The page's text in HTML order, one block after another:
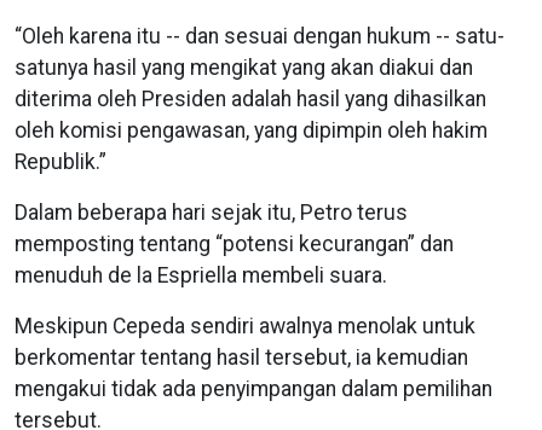
“Oleh karena itu -- dan sesuai dengan hukum -- satu-
satunya hasil yang mengikat yang akan diakui dan
diterima oleh Presiden adalah hasil yang dihasilkan
oleh komisi pengawasan, yang dipimpin oleh hakim
Republik.”
Dalam beberapa hari sejak itu, Petro terus
memposting tentang “potensi kecurangan” dan
menuduh de la Espriella membeli suara.
Meskipun Cepeda sendiri awalnya menolak untuk
berkomentar tentang hasil tersebut, ia kemudian
mengakui tidak ada penyimpangan dalam pemilihan
tersebut.